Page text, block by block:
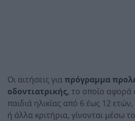
Οι αιτήσεις γιαπρόγραμμα
οδοντιατρικής, το οποίο αφορά
παιδιά ηλικίας από 6 έως 12
ή άλλα κριτήρια, γίνονται μέσω